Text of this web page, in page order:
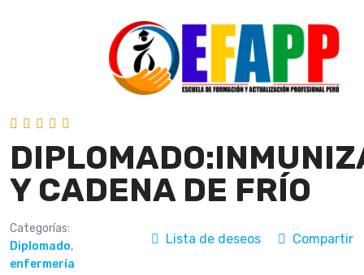
Y CADENA DE FRÍO
Categorías:
Diplomado,
enfermería
Lista de deseos Compartir